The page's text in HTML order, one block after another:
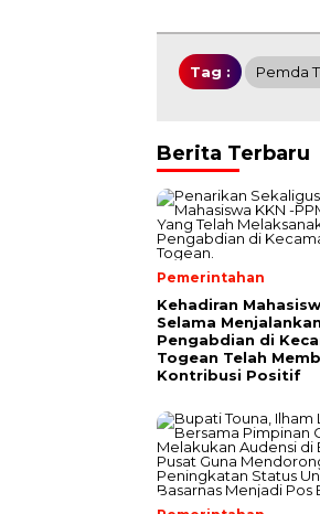
Tag : Pemda
Berita Terbaru
Pemerintahan
Kehadiran
Selama Menjalankan
Pengabdian di
Togean Telah
Kontribusi Positif